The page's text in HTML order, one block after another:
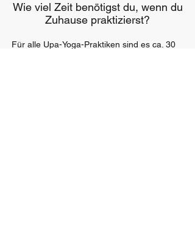
Wie viel Zeit benötigst du, wenn du
Zuhause praktizierst?
Für alle Upa-Yoga-Praktiken sind es ca. 30